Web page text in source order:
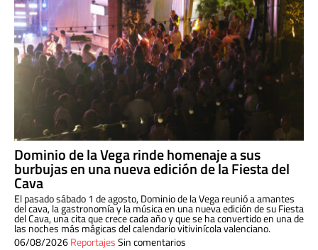
Dominio de la Vega rinde homenaje a sus
burbujas en una nueva edición de la Fiesta del
Cava
El pasado sábado 1 de agosto, Dominio de la Vega reunió a amantes
del cava, la gastronomía y la música en una nueva edición de su Fiesta
del Cava, una cita que crece cada año y que se ha convertido en una de
las noches más mágicas del calendario vitivinícola valenciano.
06/08/2026ReportajesSin comentarios